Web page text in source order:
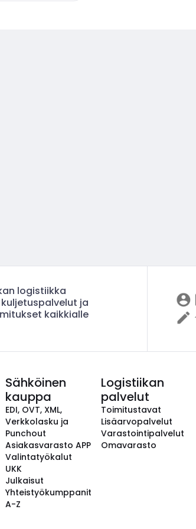
logistiikka
ja
kaikkialle
Sähköinen
kauppa
EDI, OVT, XML,
Verkkolasku ja
Punchout
Asiakasvarasto APP
Valintatyökalut
UKK
Julkaisut
Yhteistyökumppanit
A-Z
Logistiikan
palvelut
Toimitustavat
Lisäarvopalvelut
Varastointipalvelut
Omavarasto